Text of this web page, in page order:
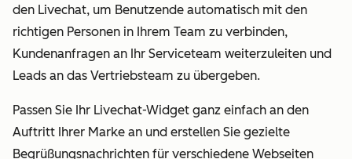
den Livechat, um Benutzende automatisch mit den
richtigen Personen in Ihrem Team zu verbinden,
Kundenanfragen an Ihr Serviceteam weiterzuleiten und
Leads an das Vertriebsteam zu übergeben.
Passen Sie Ihr Livechat-Widget ganz einfach an den
Auftritt Ihrer Marke an und erstellen Sie gezielte
Begrüßungsnachrichten für verschiedene Webseiten